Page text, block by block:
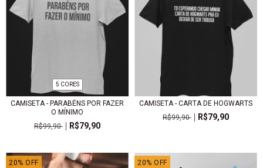
5 CORES
CAMISETA - PARABÉNS POR FAZER
O MÍNIMO
R$99,90
R$79,90
CAMISETA - CARTA DE HOGWARTS
R$99,90
R$79,90
20% OFF 20% OFF